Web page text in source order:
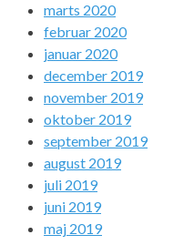
marts 2020
februar 2020
januar 2020
december 2019
november 2019
oktober 2019
september 2019
august 2019
juli 2019
juni 2019
maj 2019